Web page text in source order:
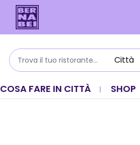
COSA FARE IN CITTÀ SHOP